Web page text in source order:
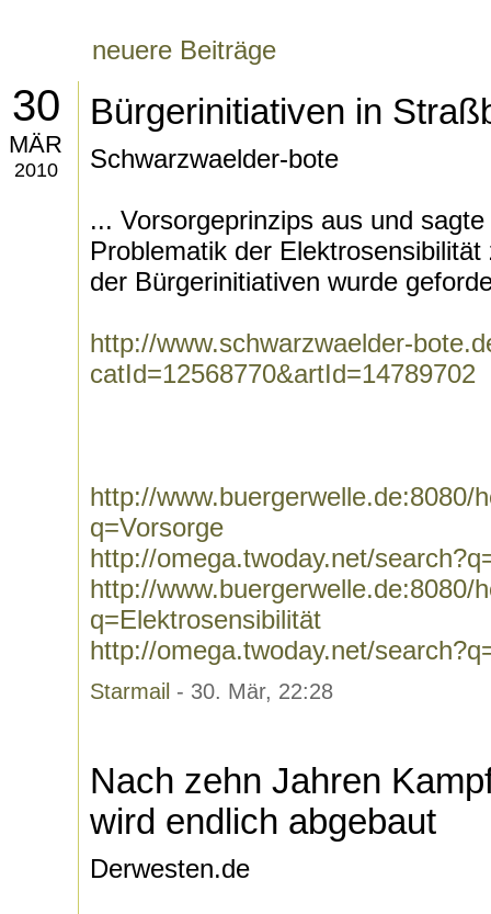
neuere Beiträge
30
MÄR
2010
Bürgerinitiativen in
Schwarzwaelder-bote
... Vorsorgeprinzips aus und
Problematik der
der Bürgerinitiativen wurde
http://www.schwarzwaelder-
catId=12568770&artId=14789702
http://www.buergerwelle.de:8080/
q=Vorsorge
http://omega.twoday.net/
http://www.buergerwelle.de:8080/
q=Elektrosensibilität
http://omega.twoday.net/
Starmail - 30. Mär, 22:28
Nach zehn Jahren
wird endlich abgebaut
Derwesten.de